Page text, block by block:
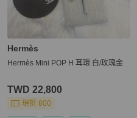
Hermès
Hermès Mini POP H 耳環 白/玫瑰金
TWD 22,800
現折 800